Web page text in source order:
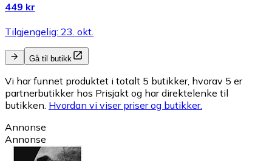
449 kr
Tilgjengelig: 23. okt.
Gå til butikk
Vi har funnet produktet i totalt 5 butikker, hvorav 5 er
partnerbutikker hos Prisjakt og har direktelenke til
butikken. Hvordan vi viser priser og butikker.
Annonse
Annonse